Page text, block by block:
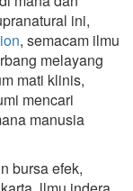
ini,
, semacam ilmu
melayang
mati klinis,
mencari
manusia
bursa efek,